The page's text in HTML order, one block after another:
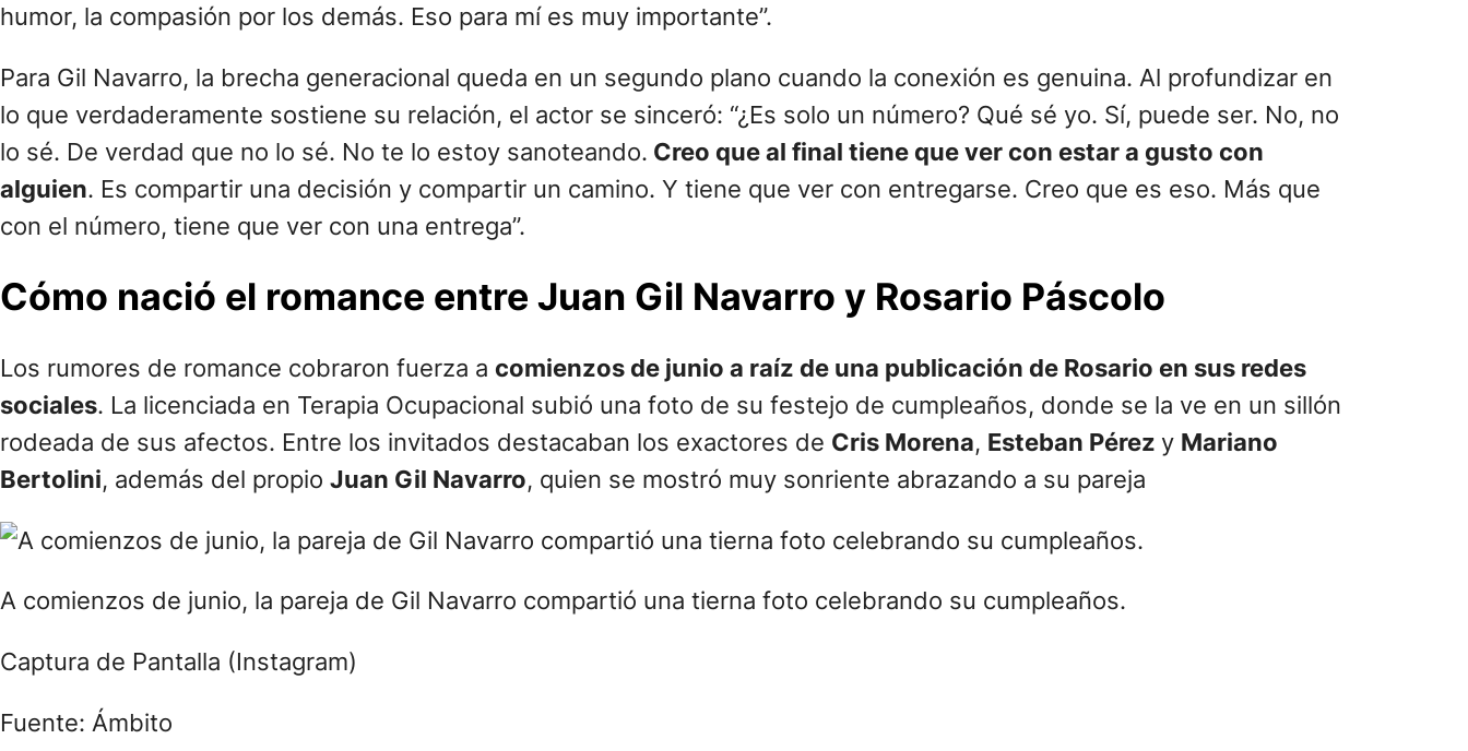
humor, la compasión por los demás. Eso para mí es muy importante”.
Para Gil Navarro, la brecha generacional queda en un segundo plano cuando la conexión es genuina. Al profundizar en
lo que verdaderamente sostiene su relación, el actor se sinceró: “¿Es solo un número? Qué sé yo. Sí, puede ser. No, no
lo sé. De verdad que no lo sé. No te lo estoy sanoteando. Creo que al final tiene que ver con estar a gusto con
alguien. Es compartir una decisión y compartir un camino. Y tiene que ver con entregarse. Creo que es eso. Más que
con el número, tiene que ver con una entrega”.
Cómo nació el romance entre Juan Gil Navarro y Rosario Páscolo
Los rumores de romance cobraron fuerza a comienzos de junio a raíz de una publicación de Rosario en sus redes
sociales. La licenciada en Terapia Ocupacional subió una foto de su festejo de cumpleaños, donde se la ve en un sillón
rodeada de sus afectos. Entre los invitados destacaban los exactores de Cris Morena, Esteban Pérez y Mariano
Bertolini, además del propio Juan Gil Navarro, quien se mostró muy sonriente abrazando a su pareja
A comienzos de junio, la pareja de Gil Navarro compartió una tierna foto celebrando su cumpleaños.
Captura de Pantalla (Instagram)
Fuente: Ámbito